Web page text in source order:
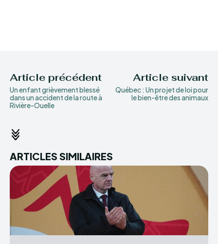
Article précédent
Un enfant grièvement blessé
dans un accident de la route à
Rivière-Ouelle
Article suivant
Québec : Un projet de loi pour
le bien-être des animaux
ARTICLES SIMILAIRES